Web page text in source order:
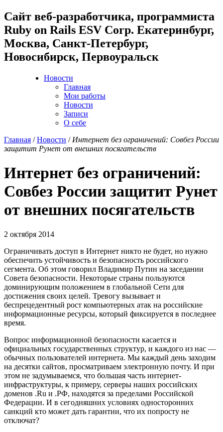
Cайт веб-разработчика, программиста
Ruby on Rails ESV Corp. Екатеринбург,
Москва, Санкт-Петербург,
Новосибирск, Первоуральск
Новости
Главная
Мои работы
Новости
Записи
О себе
Главная /Новости / Интернет без ограничений: Совбез России
защитит Рунет от внешних посягательств
Интернет без ограничений:
Совбез России защитит Рунет
от внешних посягательств
2 октября 2014
Ограничивать доступ в Интернет никто не будет, но нужно
обеспечить устойчивость и безопасность российского
сегмента. Об этом говорил Владимир Путин на заседании
Совета безопасности. Некоторые страны пользуются
доминирующим положением в глобальной Сети для
достижения своих целей. Тревогу вызывает и
беспрецедентный рост компьютерных атак на российские
информационные ресурсы, который фиксируется в последнее
время.
Вопрос информационной безопасности касается и
официальных государственных структур, и каждого из нас —
обычных пользователей интернета. Мы каждый день заходим
на десятки сайтов, просматриваем электронную почту. И при
этом не задумываемся, что большая часть интернет-
инфраструктуры, к примеру, серверы наших российских
доменов .Ru и .РФ, находятся за пределами Российской
Федерации. И в сегодняшних условиях односторонних
санкций кто может дать гарантии, что их попросту не
отключат?